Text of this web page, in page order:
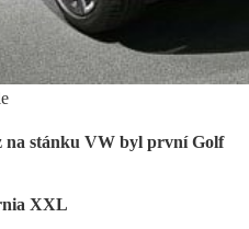
na stánku VW byl první Golf
XXL